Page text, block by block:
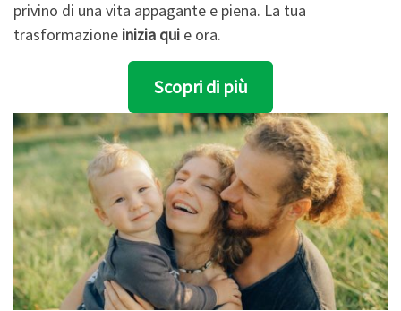
privino di una vita appagante e piena. La tua
trasformazione inizia qui e ora.
Scopri di più